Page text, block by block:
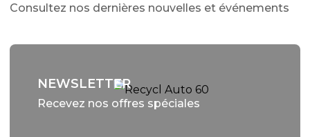
Consultez nos dernières nouvelles et événements
NEWSLETTER
Recevez nos offres spéciales